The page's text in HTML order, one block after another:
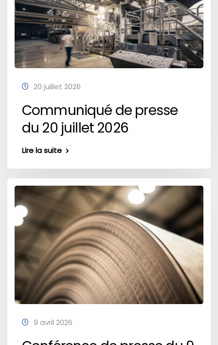
20 juillet 2026
Communiqué de presse
du 20 juillet 2026
Lire la suite
9 avril 2026